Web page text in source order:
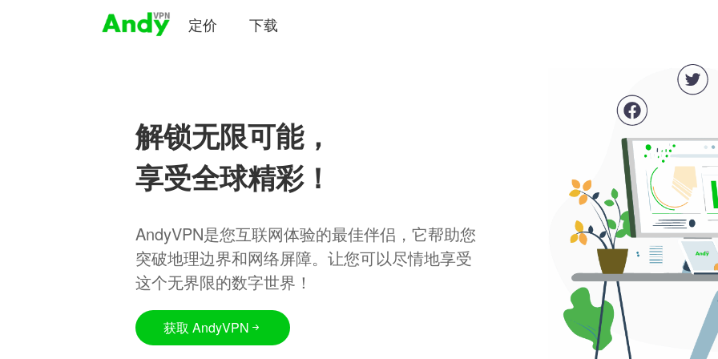
定价 下载
解锁无限可能，
享受全球精彩！
AndyVPN是您互联网体验的最佳伴侣，它帮助您
突破地理边界和网络屏障。让您可以尽情地享受
这个无界限的数字世界！
获取 AndyVPN